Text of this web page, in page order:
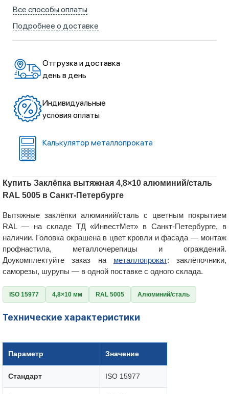
Все способы оплаты
Подробнее о доставке
Отгрузка и доставка
день в день
Индивидуальные
условия оплаты
Калькулятор металлопроката
Купить Заклёпка вытяжная 4,8×10 алюминий/сталь
RAL 5005 в Санкт-Петербурге
Вытяжные заклёпки алюминий/сталь с цветным покрытием
RAL — на складе ТД «ИнвестМет» в Санкт-Петербурге, в
наличии. Головка окрашена в цвет кровли и фасада — монтаж
профнастила, металлочерепицы и ограждений.
Доукомплектуйте заказ на металлопрокат: заклёпочники,
саморезы, шурупы — в одной поставке с одного склада.
ISO 15977 4,8×10 мм RAL 5005 Алюминий/сталь
Технические характеристики
Параметр Значение
Стандарт ISO 15977